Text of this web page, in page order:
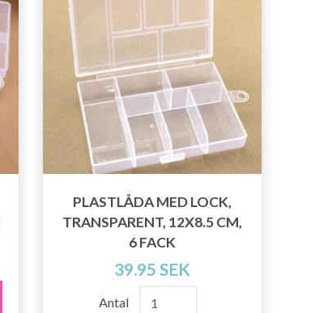
PLASTLÅDA MED LOCK,
TRANSPARENT, 12X8.5 CM,
6 FACK
39.95 SEK
Antal